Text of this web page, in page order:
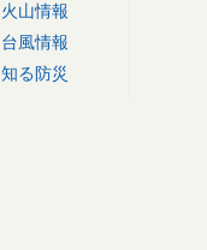
火山情報
台風情報
知る防災